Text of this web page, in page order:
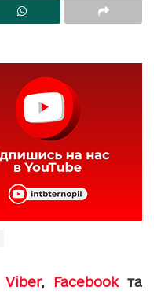
Viber, Facebookта